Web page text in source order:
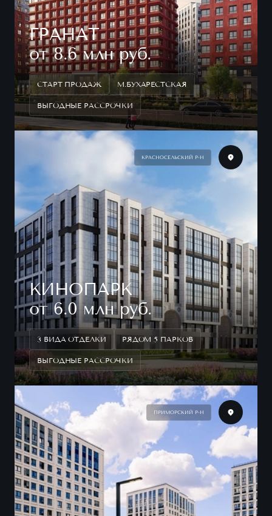
ГРАНАТ
от 8.6 млн руб.
СТАРТ ПРОДАЖ М.БУХАРЕСТСКАЯ
ВЫГОДНЫЕ РАССРОЧКИ
КРАСНОСЕЛЬСКИЙ Р-Н
КИНОПАРК
от 6.0 млн руб.
3 ВИДА ОТДЕЛКИ РЯДОМ 5 ПАРКОВ
ВЫГОДНЫЕ РАССРОЧКИ
ПРИМОРСКИЙ Р-Н